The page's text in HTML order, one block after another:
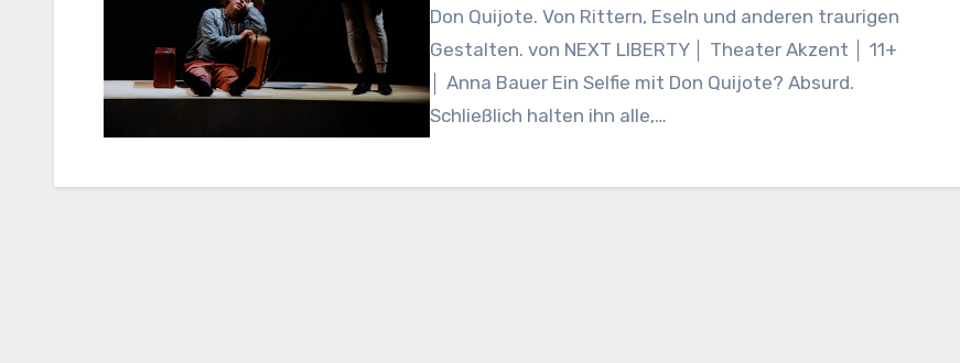
Don Quijote. Von Rittern, Eseln und anderen traurigen
Gestalten. von NEXT LIBERTY │ Theater Akzent │ 11+
│ Anna Bauer Ein Selfie mit Don Quijote? Absurd.
Schließlich halten ihn alle,…